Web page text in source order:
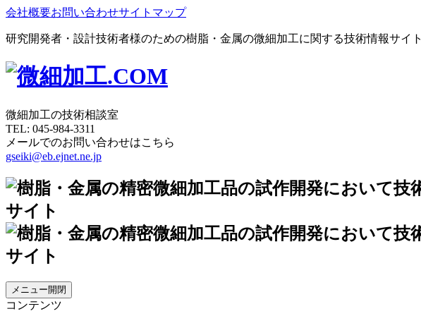
会社概要お問い合わせサイトマップ
研究開発者・設計技術者様のための樹脂・金属の微細加工に関する技術情報サイト
微細加工の技術相談室
TEL: 045-984-3311
メールでのお問い合わせはこちら
gseiki@eb.ejnet.ne.jp
メニュー開閉
コンテンツ